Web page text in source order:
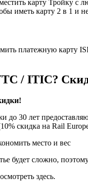
карту Тройку
иметь карту 2 в 1 и
платежную
/ ITIC?
до 30 лет
скидка на Rail
место и вес
будет сложно,
здесь.